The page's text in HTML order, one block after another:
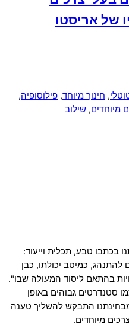
של אריסטו
, חינוך מיוחד, פילוסופיה,
מיוחדים, שילוב
בכתבו טבע, תכלית וייעוד:
להתנהג, כמיטב יכולתו, כבן
בהתאם ליסוד המעולה שבו".
סטנדרטים גבוהים באופן
מבחינתנו התבקש להשליך טענה
מיוחדים.